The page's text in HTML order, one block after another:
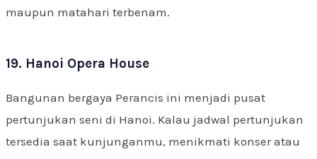
maupun matahari terbenam.
19. Hanoi Opera House
Bangunan bergaya Perancis ini menjadi pusat
pertunjukan seni di Hanoi. Kalau jadwal pertunjukan
tersedia saat kunjunganmu, menikmati konser atau